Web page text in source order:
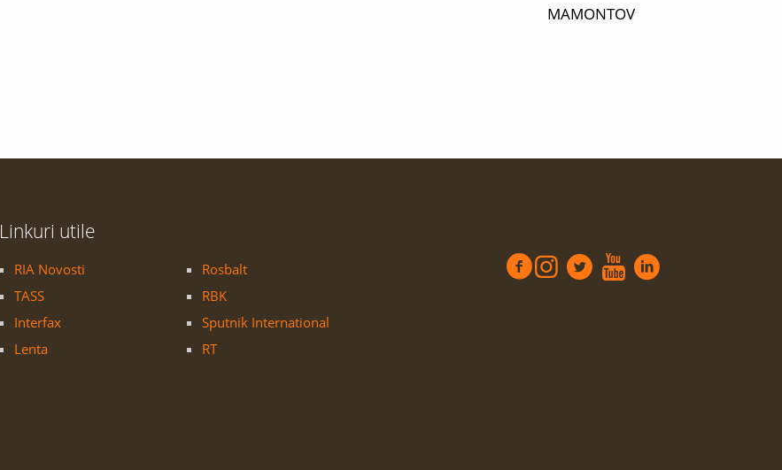
MAMONTOV
Linkuri utile
RIA Novosti
TASS
Interfax
Lenta
Rosbalt
RBK
Sputnik International
RT